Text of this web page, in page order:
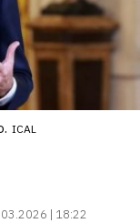
ICAL
| 18:22